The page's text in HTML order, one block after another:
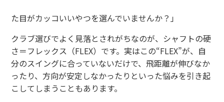
た目がカッコいいやつを選んでいませんか？」
クラブ選びでよく見落とされがちなのが、シャフトの硬
さ＝フレックス（FLEX）です。実はこの“FLEX”が、自
分のスイングに合っていないだけで、飛距離が伸びなか
ったり、方向が安定しなかったりといった悩みを引き起
こしてしまうこともあります。